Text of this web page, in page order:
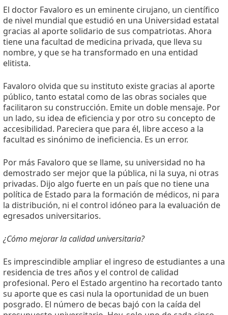
El doctor Favaloro es un eminente cirujano, un científico
de nivel mundial que estudió en una Universidad estatal
gracias al aporte solidario de sus compatriotas. Ahora
tiene una facultad de medicina privada, que lleva su
nombre, y que se ha transformado en una entidad
elitista.
Favaloro olvida que su instituto existe gracias al aporte
público, tanto estatal como de las obras sociales que
facilitaron su construcción. Emite un doble mensaje. Por
un lado, su idea de eficiencia y por otro su concepto de
accesibilidad. Pareciera que para él, libre acceso a la
facultad es sinónimo de ineficiencia. Es un error.
Por más Favaloro que se llame, su universidad no ha
demostrado ser mejor que la pública, ni la suya, ni otras
privadas. Dijo algo fuerte en un país que no tiene una
política de Estado para la formación de médicos, ni para
la distribución, ni el control idóneo para la evaluación de
egresados universitarios.
¿Cómo mejorar la calidad universitaria?
Es imprescindible ampliar el ingreso de estudiantes a una
residencia de tres años y el control de calidad
profesional. Pero el Estado argentino ha recortado tanto
su aporte que es casi nula la oportunidad de un buen
posgrado. El número de becas bajó con la caída del